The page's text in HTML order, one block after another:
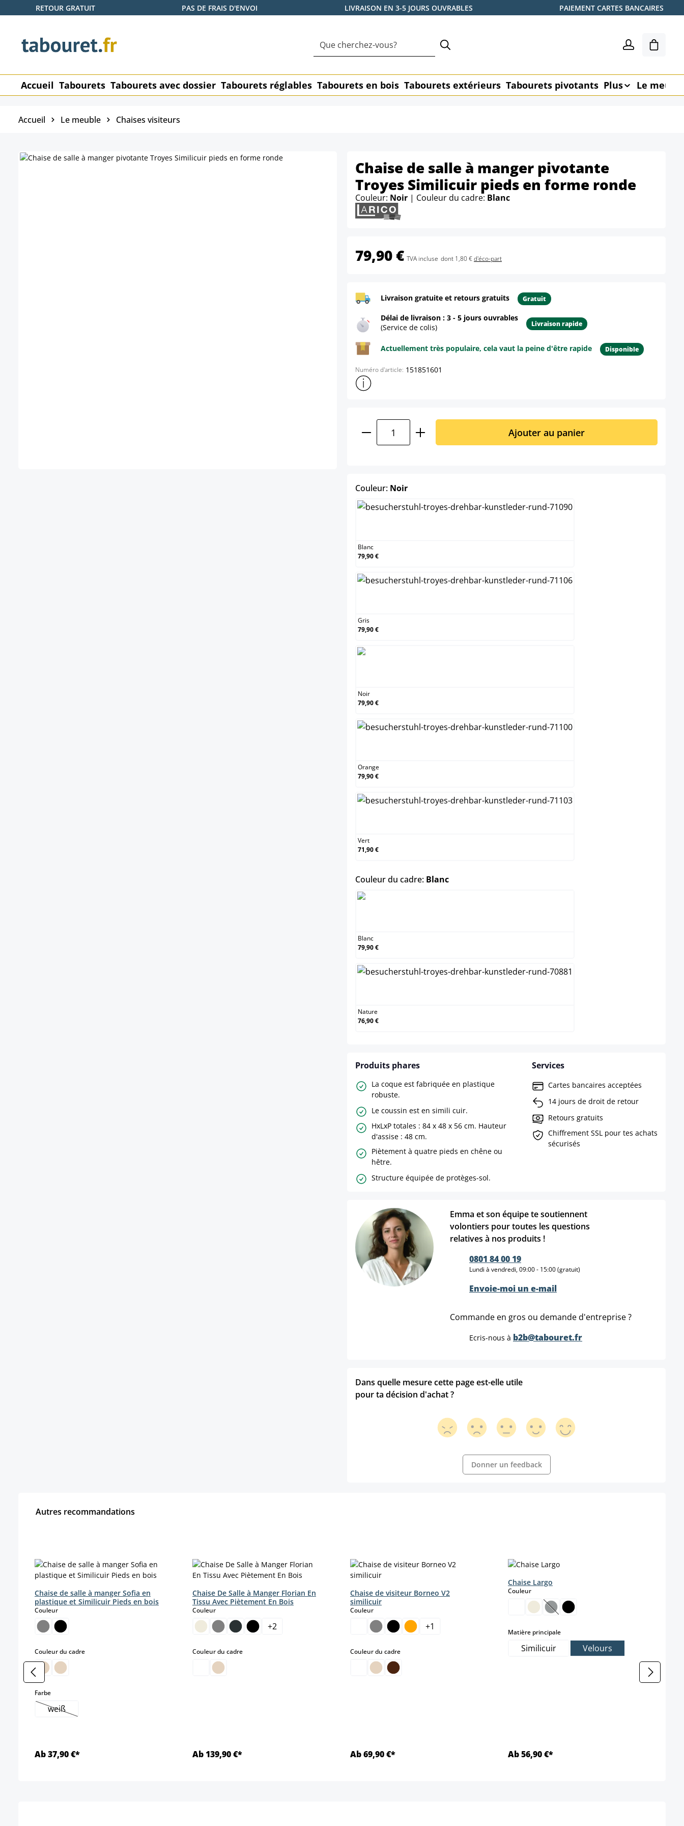
au contenu principal
Passer à la recherche
Passer à la navigation principale
RETOUR GRATUIT PAS DE FRAIS D'ENVOI LIVRAISON EN 3-5 JOURS OUVRABLES PAIEMENT CARTES BANCAIRES
Le
Accueil Tabourets Tabourets avec dossier Tabourets réglables Tabourets en bois Tabourets extérieurs Tabourets pivotants Plus Le
Accueil Le meuble Chaises visiteurs
Chaise de salle à manger pivotante
Troyes Similicuir pieds en forme ronde
Couleur: Noir | Couleur du cadre: Blanc
79,90 € TVA incluse dont 1,80 €d'éco-part
Livraison gratuite et retours gratuits Gratuit
Délai de livraison : 3 - 5 jours ouvrables
(Service de colis)
Livraison rapide
Actuellement très populaire, cela vaut la peine d'être rapide Disponible
Numéro d'article: 151851601
Afficher plus d'informations sur le produit
Quantité de produit : Entrez la quantité souhaitée ou
Ajouter au panier
Couleur: Noirselect
Blanc
79,90 €
Gris
79,90 €
Noir
79,90 €
Orange
79,90 €
Vert
71,90 €
Couleur du cadre: Blancselect
Blanc
79,90 €
Nature
76,90 €
Produits phares
La coque est fabriquée en plastique
robuste.
Le coussin est en simili cuir.
HxLxP totales : 84 x 48 x 56 cm. Hauteur
d'assise : 48 cm.
Piètement à quatre pieds en chêne ou
hêtre.
Structure équipée de protèges-sol.
Services
Cartes bancaires acceptées
14 jours de droit de retour
Retours gratuits
Chiffrement SSL pour tes achats
sécurisés
Emma et son équipe te soutiennent
volontiers pour toutes les questions
relatives à nos produits !
0801 84 00 19
Lundi à vendredi, 09:00 - 15:00 (gratuit)
Envoie-moi un e-mail
Commande en gros ou demande d'entreprise ?
Ecris-nous à b2b@tabouret.fr
Dans quelle mesure cette page est-elle utile
pour ta décision d'achat ?
Donner un feedback
Autres recommandations
Chaise de salle à manger Sofia en
plastique et Similicuir Pieds en bois
Couleurselect
Couleur du cadreselect
Farbeselect
weiß(Cette option n'est pas disponible pour le moment.)
Ab 37,90 €*
Chaise De Salle à Manger Florian En
Tissu Avec Piètement En Bois
Couleurselect
+2
Couleur du cadreselect
Ab 139,90 €*
Chaise de visiteur Borneo V2
similicuir
Couleurselect
+1
Couleur du cadreselect
Ab 69,90 €*
Chaise Largo
Couleurselect
(Cette option n'est pas disponible
Matière principaleselect
Similicuir Velours
Ab 56,90 €*